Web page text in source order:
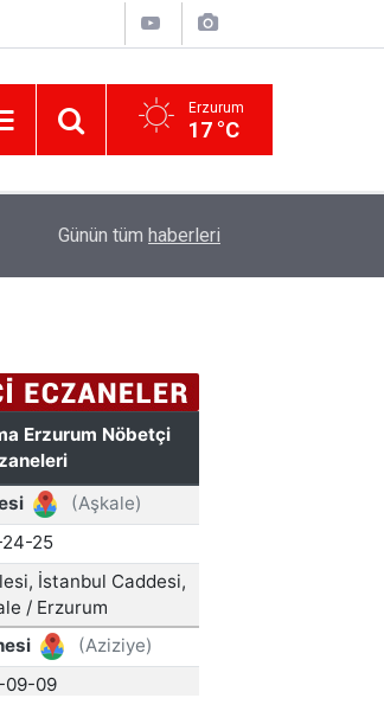
Erzurum
17 °C
Erzurum’da gıda ve yem işletmelerine sıkı
Günün tüm haberleri